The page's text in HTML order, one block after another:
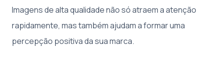
Imagens de alta qualidade não só atraem a atenção
rapidamente, mas também ajudam a formar uma
percepção positiva da sua marca.